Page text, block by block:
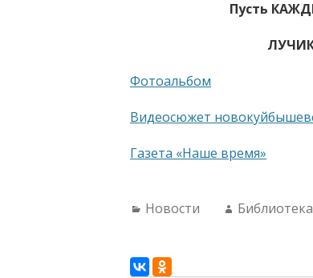
Пусть
Фотоальбом
Видеосюжет
Газета «Наше время»
Categories:
Новости Author: